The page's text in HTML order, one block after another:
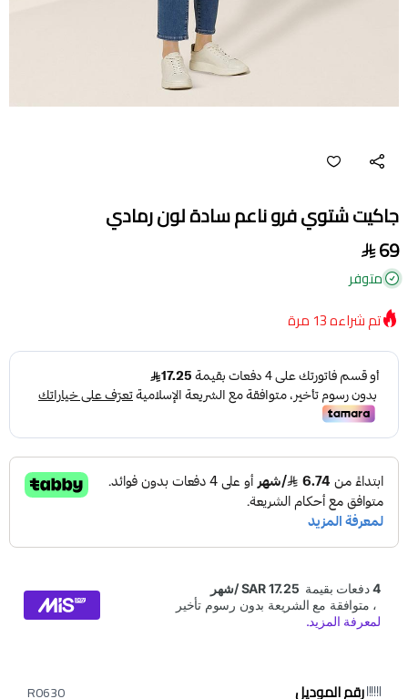
جاكيت شتوي فرو ناعم سادة لون رمادي
69
متوفر
تم شراءه13 مرة
رقم الموديل R0630